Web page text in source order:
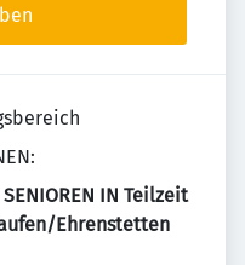
SENIOREN IN Teilzeit
Ehrenstetten